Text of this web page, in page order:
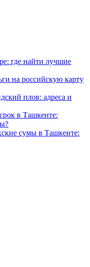
где найти лучшие
на российскую карту
плов: адреса и
в Ташкенте:
сумы в Ташкенте: